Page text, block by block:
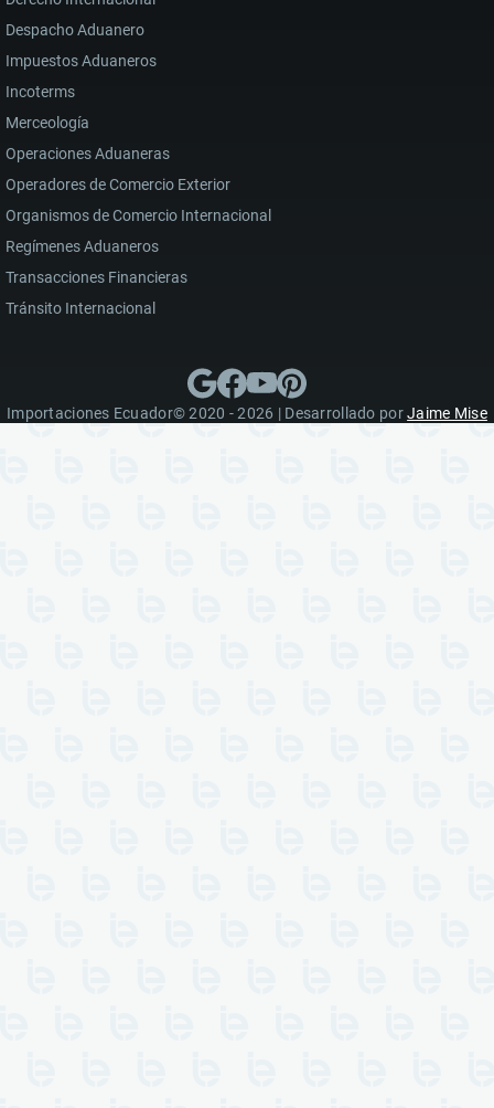
Despacho Aduanero
Impuestos Aduaneros
Incoterms
Merceología
Operaciones Aduaneras
Operadores de Comercio Exterior
Organismos de Comercio Internacional
Regímenes Aduaneros
Transacciones Financieras
Tránsito Internacional
Importaciones Ecuador© 2020 - 2026 | Desarrollado porJaime Mise